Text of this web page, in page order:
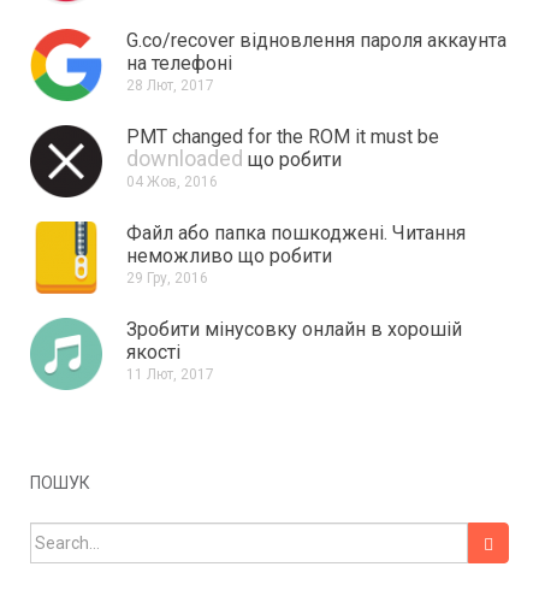
G.co/recover відновлення пароля аккаунта
на телефоні
28 Лют, 2017
PMT changed for the ROM it must be
downloaded що робити
04 Жов, 2016
Файл або папка пошкоджені. Читання
неможливо що робити
29 Гру, 2016
Зробити мінусовку онлайн в хорошій
якості
11 Лют, 2017
ПОШУК
Search for: